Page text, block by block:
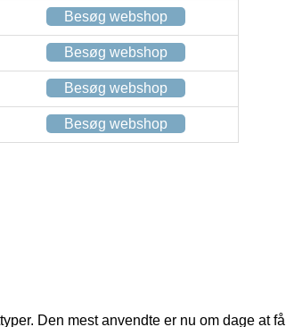
Besøg webshop
Besøg webshop
Besøg webshop
Besøg webshop
Den mest anvendte er nu om dage at få